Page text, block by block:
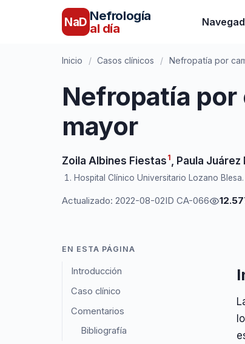
NaD Nefrología
al día
Inicio / Casos clínicos / Nefropatía por
Nefropatía
mayor
Zoila Albines Fiestas 1 Paula Juárez
Hospital Clínico Universitario Lozano
Actualizado: 2022-08-02ID CA-066
EN ESTA PÁGINA
Introducción
Caso clínico
Comentarios
Bibliografía